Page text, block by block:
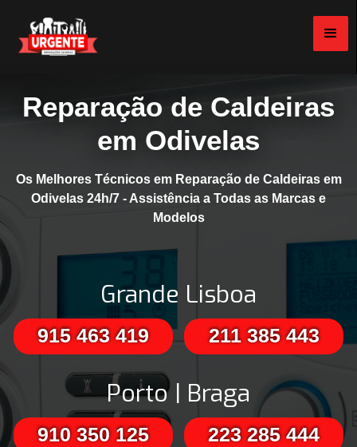
Reparação de Caldeiras
em Odivelas
Os Melhores Técnicos em Reparação de Caldeiras em
Odivelas 24h/7 - Assistência a Todas as Marcas e
Modelos
Grande Lisboa
915 463 419 211 385 443
Porto | Braga
910 350 125 223 285 444